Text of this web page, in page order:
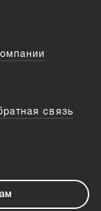
связь